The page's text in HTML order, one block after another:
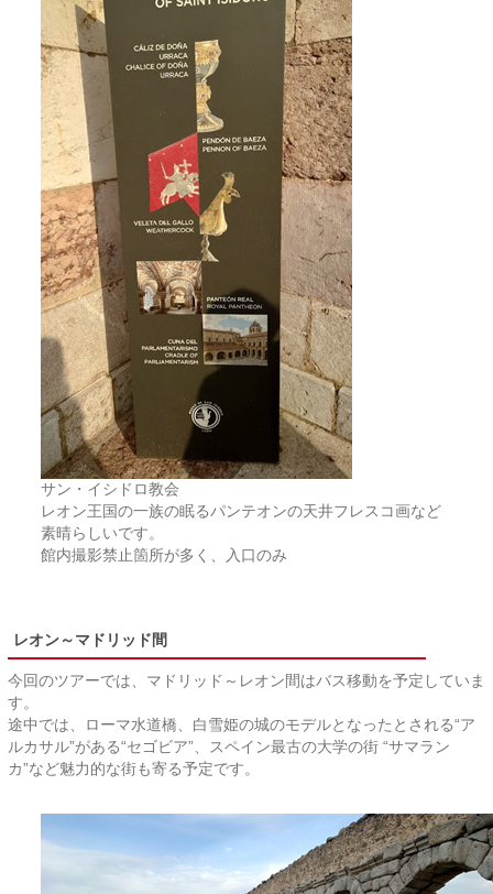
サン・イシドロ教会
レオン王国の一族の眠るパンテオンの天井フレスコ画など
素晴らしいです。
館内撮影禁止箇所が多く、入口のみ
レオン～マドリッド間
今回のツアーでは、マドリッド～レオン間はバス移動を予定していま
す。
途中では、ローマ水道橋、白雪姫の城のモデルとなったとされる“ア
ルカサル”がある“セゴビア”、スペイン最古の大学の街 “サマラン
カ”など魅力的な街も寄る予定です。